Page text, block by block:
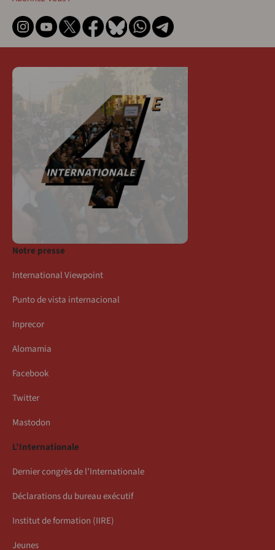
Notre presse
International Viewpoint
Punto de vista internacional
Inprecor
Alomamia
Facebook
Twitter
Mastodon
L’Internationale
Dernier congrès de l’Internationale
Déclarations du bureau exécutif
Institut de formation (IIRE)
Jeunes